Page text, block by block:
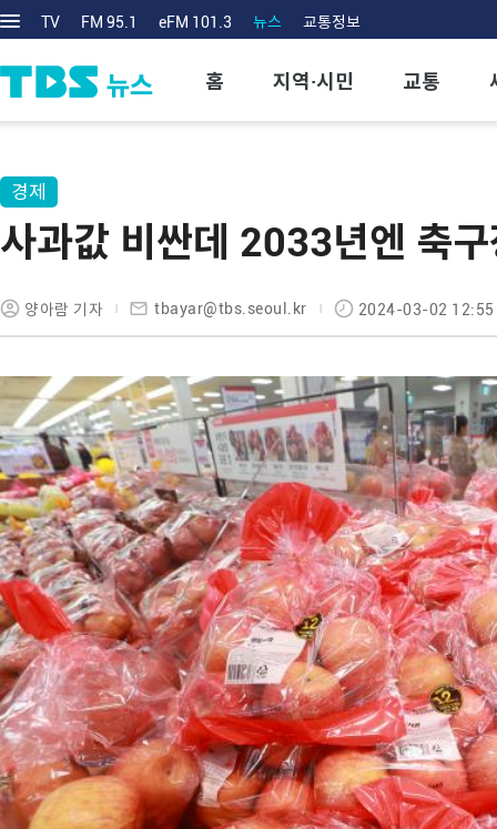
TV FM 95.1 eFM 101.3 뉴스 교통정보
홈 지역·시민 교통
경제
사과값 비싼데 2033년엔 축
양아람 기자 tbayar@tbs.seoul.kr 2024-03-02 12:55